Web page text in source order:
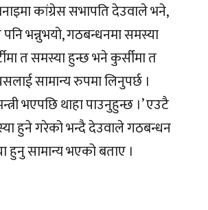
कांग्रेस सभापति देउवाले भने,
भन्नुभयो, गठबन्धनमा समस्या
त समस्या हुन्छ भने कुर्सीमा त
सामान्य रुपमा लिनुपर्छ ।
भएपछि थाहा पाउनुहुन्छ ।’ एउटै
हुने गरेको भन्दै देउवाले गठबन्धन
हुनु सामान्य भएको बताए ।